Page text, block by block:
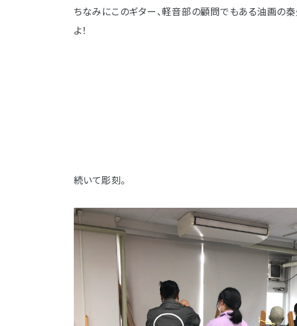
ちなみにこのギター、軽音部の顧問でもある油画の
よ！
続いて彫刻。